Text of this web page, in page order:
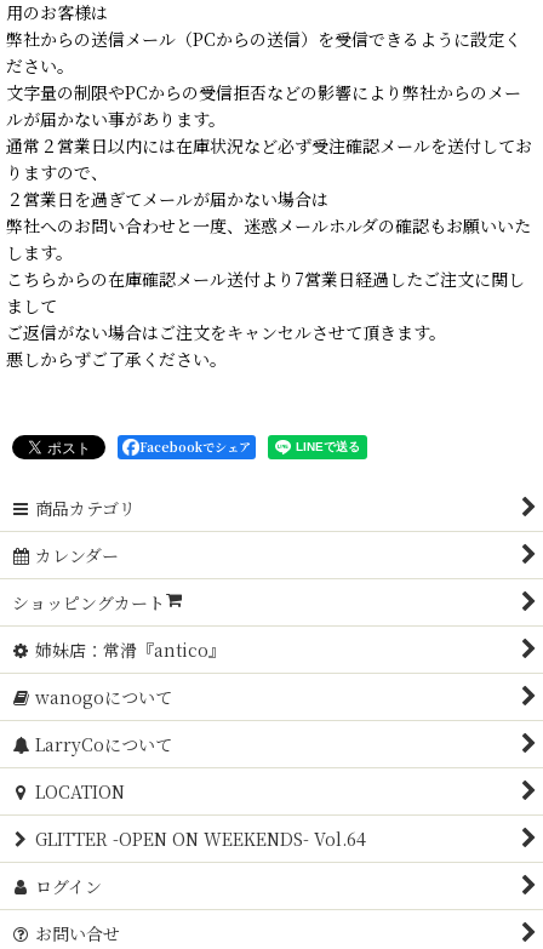
用のお客様は
弊社からの送信メール（PCからの送信）を受信できるように設定く
ださい。
文字量の制限やPCからの受信拒否などの影響により弊社からのメー
ルが届かない事があります。
通常２営業日以内には在庫状況など必ず受注確認メールを送付してお
りますので、
２営業日を過ぎてメールが届かない場合は
弊社へのお問い合わせと一度、迷惑メールホルダの確認もお願いいた
します。
こちらからの在庫確認メール送付より7営業日経過したご注文に関し
まして
ご返信がない場合はご注文をキャンセルさせて頂きます。
悪しからずご了承ください。
Facebookでシェア
商品カテゴリ
カレンダー
ショッピングカート
姉妹店：常滑『antico』
wanogoについて
LarryCoについて
LOCATION
GLITTER -OPEN ON WEEKENDS- Vol.64
ログイン
お問い合せ